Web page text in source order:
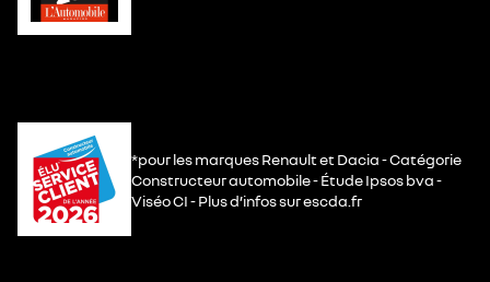
*pour les marques Renault et Dacia - Catégorie
Constructeur automobile - Étude Ipsos bva -
Viséo CI - Plus d’infos sur escda.fr